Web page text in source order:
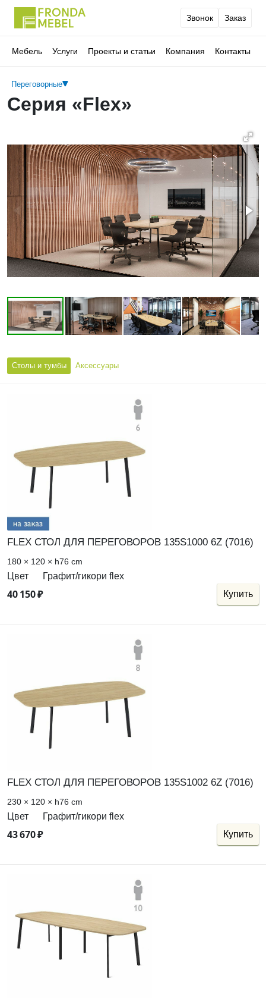
Звонок Заказ
Мебель Услуги Проекты и статьи Компания Контакты
Переговорные
Серия «Flex»
Столы и тумбы Аксессуары
FLEX СТОЛ ДЛЯ ПЕРЕГОВОРОВ 135S1000 6Z (7016)
180 × 120 × h76 cm
Цвет Графит/гикори flex
40150₽ Купить
FLEX СТОЛ ДЛЯ ПЕРЕГОВОРОВ 135S1002 6Z (7016)
230 × 120 × h76 cm
Цвет Графит/гикори flex
43670₽ Купить